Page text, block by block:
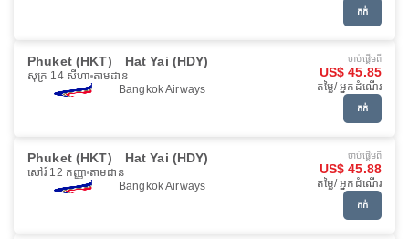
កក់
Phuket (HKT) Hat Yai (HDY)
សុក្រ 14 សីហា តាមដាន
Bangkok Airways
ចាប់ផ្ដើមពី
US$ 45.85
តម្លៃ/ អ្នកដំណើរ
កក់
Phuket (HKT) Hat Yai (HDY)
សៅរ៍ 12 កញ្ញា តាមដាន
Bangkok Airways
ចាប់ផ្ដើមពី
US$ 45.88
តម្លៃ/ អ្នកដំណើរ
កក់